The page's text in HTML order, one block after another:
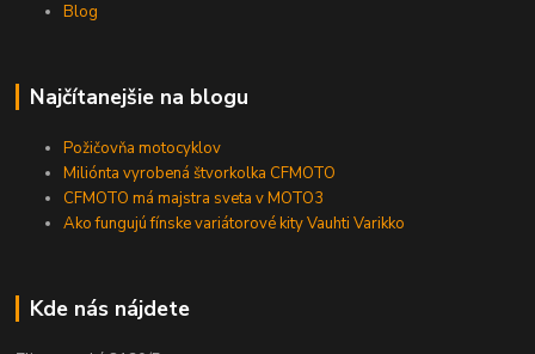
Blog
Najčítanejšie na blogu
Požičovňa motocyklov
Miliónta vyrobená štvorkolka CFMOTO
CFMOTO má majstra sveta v MOTO3
Ako fungujú fínske variátorové kity Vauhti Varikko
Kde nás nájdete